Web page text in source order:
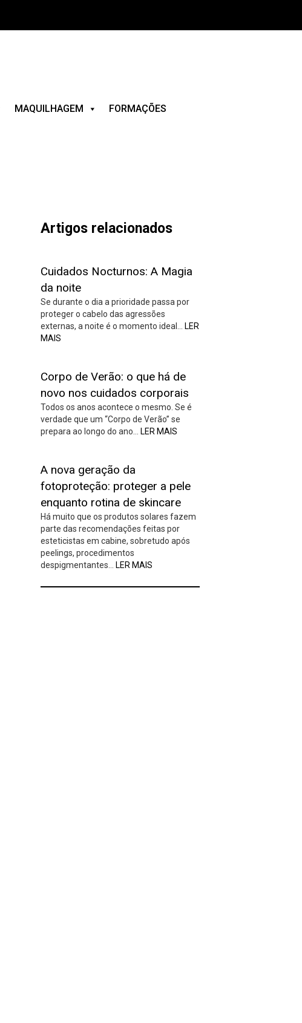
MAQUILHAGEM FORMAÇÕES
Artigos relacionados
Cuidados Nocturnos: A Magia
da noite
Se durante o dia a prioridade passa por
proteger o cabelo das agressões
externas, a noite é o momento ideal…
LER
MAIS
Corpo de Verão: o que há de
novo nos cuidados corporais
Todos os anos acontece o mesmo. Se é
verdade que um “Corpo de Verão” se
prepara ao longo do ano…
LER MAIS
A nova geração da
fotoproteção: proteger a pele
enquanto rotina de skincare
Há muito que os produtos solares fazem
parte das recomendações feitas por
esteticistas em cabine, sobretudo após
peelings, procedimentos
despigmentantes…
LER MAIS